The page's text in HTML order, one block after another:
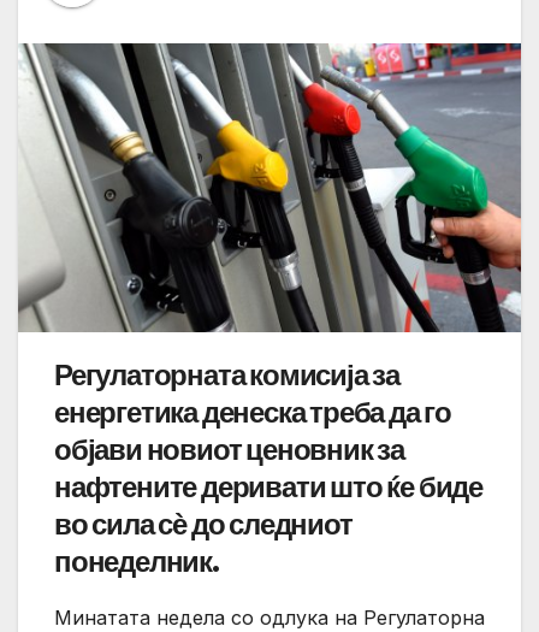
Регулаторната комисија за
енергетика денеска треба да го
објави новиот ценовник за
нафтените деривати што ќе биде
во сила сѐ до следниот
понеделник.
Минатата недела со одлука на Регулаторна